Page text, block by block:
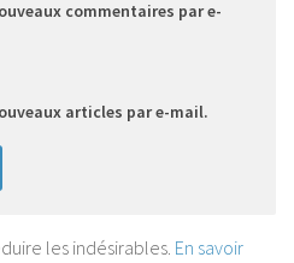
commentaires par e-
articles par e-mail.
les indésirables. En savoir